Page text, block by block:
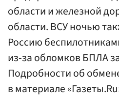
области и железной
области. ВСУ ночью
Россию
из-за обломков БПЛА
Подробности об
в материале